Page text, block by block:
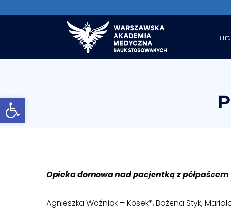
Opieka domowa nad pacjentką z
Agnieszka Woźniak – Kosek*, Bożena Styk,
Otwórz pasek narzędzi